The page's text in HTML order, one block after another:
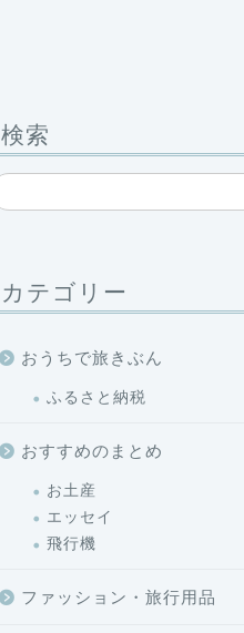
検索
カテゴリー
おうちで旅きぶん
ふるさと納税
おすすめのまとめ
お土産
エッセイ
飛行機
ファッション・旅行用品